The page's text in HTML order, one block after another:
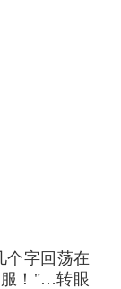
字回荡在
服！"…转眼